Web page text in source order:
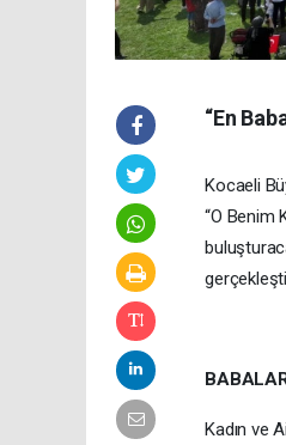
“En
Kocaeli
“O Benim
Kadın ve